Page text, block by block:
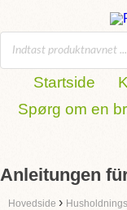
Startside
Spørg om en
Anleitungen
Hovedside ›